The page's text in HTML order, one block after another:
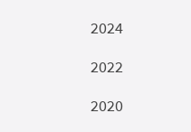
2024
2022
2020